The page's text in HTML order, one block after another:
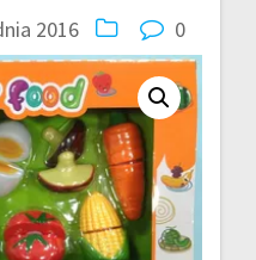
2016 0